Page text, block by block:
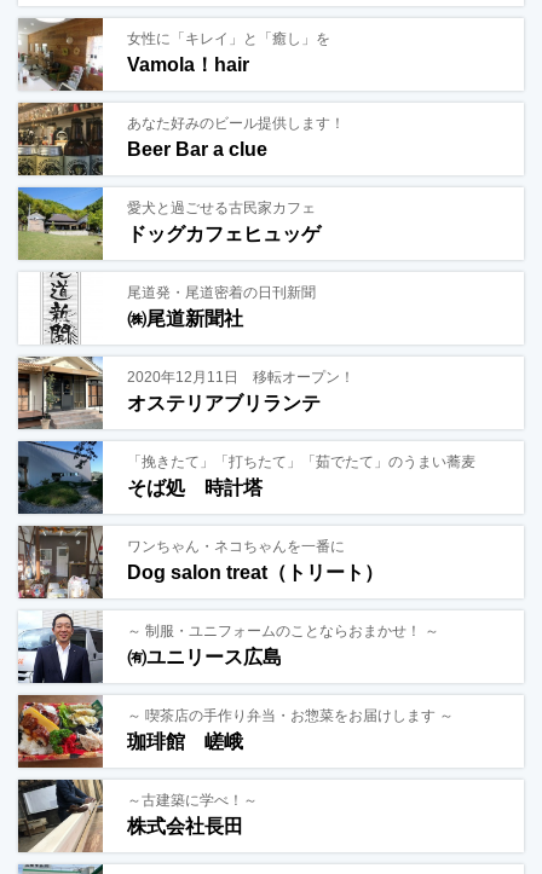
女性に「キレイ」と「癒し」を
Vamola！hair
あなた好みのビール提供します！
Beer Bar a clue
愛犬と過ごせる古民家カフェ
ドッグカフェヒュッゲ
尾道発・尾道密着の日刊新聞
㈱尾道新聞社
2020年12月11日 移転オープン！
オステリアブリランテ
「挽きたて」「打ちたて」「茹でたて」のうまい蕎麦
そば処 時計塔
ワンちゃん・ネコちゃんを一番に
Dog salon treat（トリート）
～ 制服・ユニフォームのことならおまかせ！ ～
㈲ユニリース広島
～ 喫茶店の手作り弁当・お惣菜をお届けします ～
珈琲館 嵯峨
～古建築に学べ！～
株式会社長田